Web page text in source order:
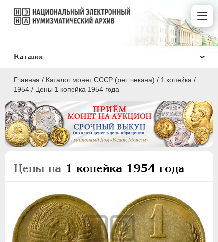
Главная / Каталог монет СССР (рег. чекана) / 1 копейка /
1954 / Цены 1 копейка 1954 года
Цены на 1 копейка 1954 года
Каталог
ПОЛКОПЕЙКИ
2 КОПЕЙКИ
5 КОПЕЕК
10 КОПЕЕК
15 КОПЕЕК
20 КОПЕЕК